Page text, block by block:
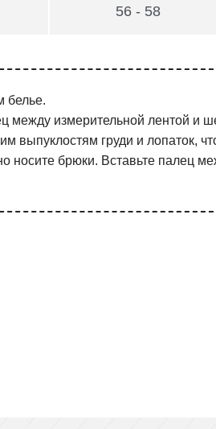
56 - 58
белье.
измерительной лентой и
груди и лопаток,
носите брюки. Вставьте палец